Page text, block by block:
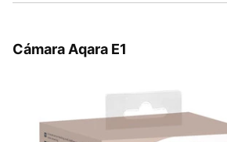
Cámara Aqara E1